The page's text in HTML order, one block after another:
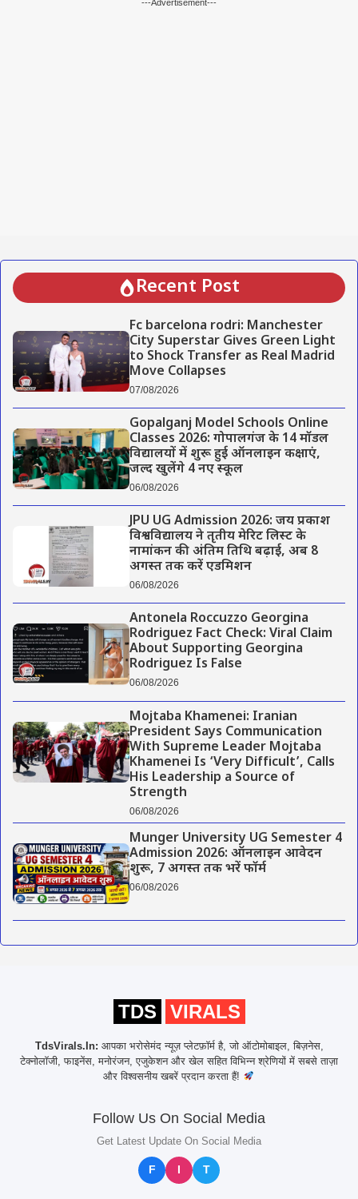
---Advertisement---
Recent Post
Fc barcelona rodri: Manchester
City Superstar Gives Green Light
to Shock Transfer as Real Madrid
Move Collapses
07/08/2026
Gopalganj Model Schools Online
Classes 2026: गोपालगंज के 14 मॉडल
विद्यालयों में शुरू हुई ऑनलाइन कक्षाएं,
जल्द खुलेंगे 4 नए स्कूल
06/08/2026
JPU UG Admission 2026: जय प्रकाश
विश्वविद्यालय ने तृतीय मेरिट लिस्ट के
नामांकन की अंतिम तिथि बढ़ाई, अब 8
अगस्त तक करें एडमिशन
06/08/2026
Antonela Roccuzzo Georgina
Rodriguez Fact Check: Viral Claim
About Supporting Georgina
Rodriguez Is False
06/08/2026
Mojtaba Khamenei: Iranian
President Says Communication
With Supreme Leader Mojtaba
Khamenei Is ‘Very Difficult’, Calls
His Leadership a Source of
Strength
06/08/2026
Munger University UG Semester 4
Admission 2026: ऑनलाइन आवेदन
शुरू, 7 अगस्त तक भरें फॉर्म
06/08/2026
TDS VIRALS
TdsVirals.In: आपका भरोसेमंद न्यूज़ प्लेटफ़ॉर्म है, जो ऑटोमोबाइल, बिज़नेस,
टेक्नोलॉजी, फाइनेंस, मनोरंजन, एजुकेशन और खेल सहित विभिन्न श्रेणियों में सबसे ताज़ा
और विश्वसनीय खबरें प्रदान करता हैं!
Follow Us On Social Media
Get Latest Update On Social Media
F I T